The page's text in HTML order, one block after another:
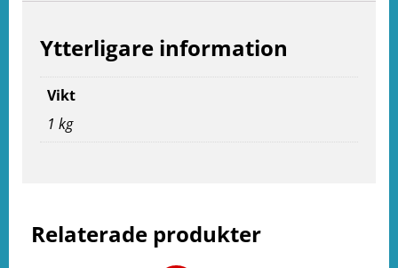
Relaterade produkter
Ytterligare information
Vikt
1 kg